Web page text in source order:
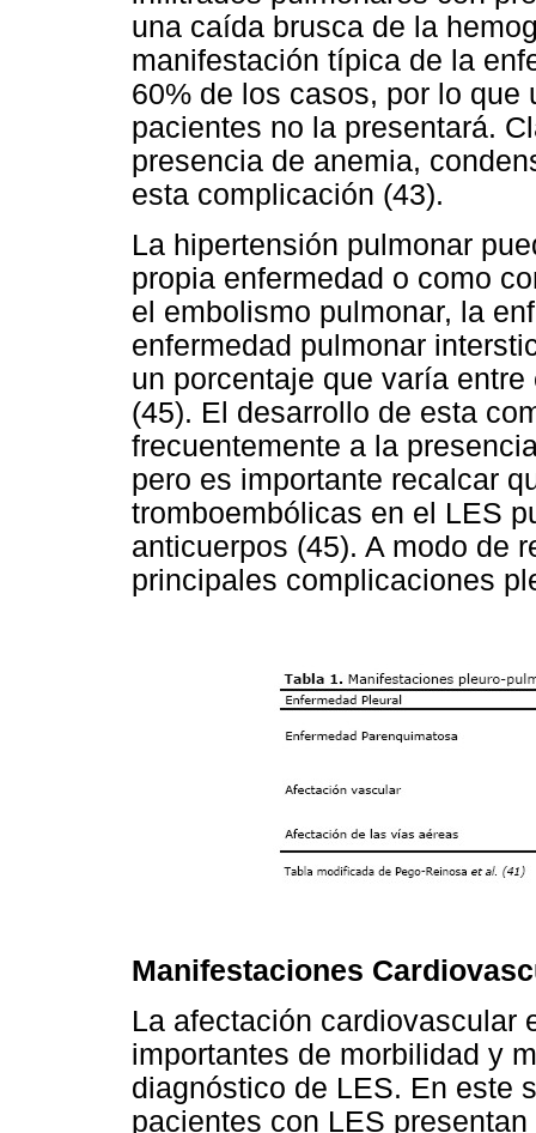
una caída brusca de la
manifestación típica de la
60% de los casos, por lo
pacientes no la presentará.
presencia de anemia,
esta complicación (43).
La hipertensión pulmonar
propia enfermedad o como
el embolismo pulmonar, la
enfermedad pulmonar
un porcentaje que varía
(45). El desarrollo de esta
frecuentemente a la
pero es importante recalcar
tromboembólicas en el LES
anticuerpos (45). A modo de
principales complicaciones
Manifestaciones
La afectación cardiovascular
importantes de morbilidad y
diagnóstico de LES. En este
pacientes con LES